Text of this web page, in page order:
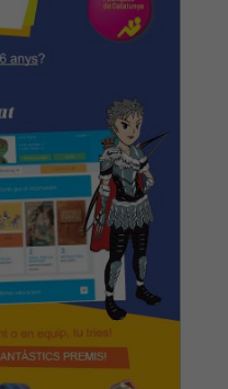
web funcioni
el millor
possible
aquestes
cookies,
alguna
funcionalitat
desapareixerà
del lloc web.